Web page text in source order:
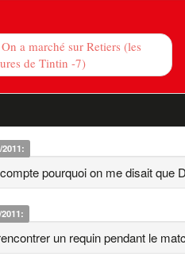
a marché sur Retiers (les
de Tintin -7)
pourquoi on me disait que
un requin pendant le